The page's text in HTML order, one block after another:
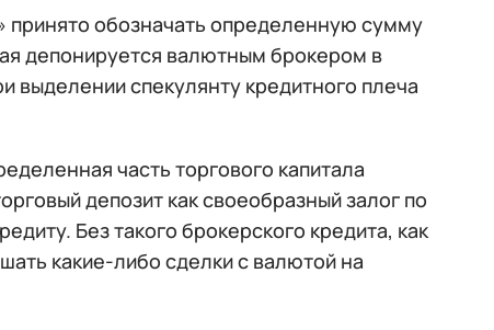
принято обозначать определенную сумму
депонируется валютным брокером в
выделении спекулянту кредитного плеча
часть торгового капитала
депозит как своеобразный залог по
Без такого брокерского кредита, как
какие-либо сделки с валютой на